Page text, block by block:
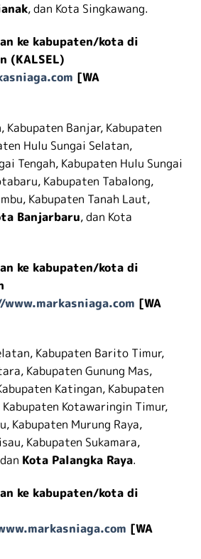
, dan Kota Singkawang.
ke kabupaten/kota di
(KALSEL)
[WA
Kabupaten Banjar, Kabupaten
Hulu Sungai Selatan,
Tengah, Kabupaten Hulu Sungai
Kabupaten Tabalong,
Kabupaten Tanah Laut,
Banjarbaru, dan Kota
ke kabupaten/kota di
[WA
Kabupaten Barito Timur,
Kabupaten Gunung Mas,
Katingan, Kabupaten
Kotawaringin Timur,
Kabupaten Murung Raya,
Kabupaten Sukamara,
Kota Palangka Raya.
ke kabupaten/kota di
[WA